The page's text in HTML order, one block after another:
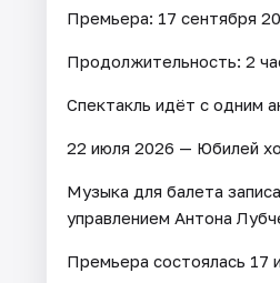
Премьера: 17 сентября
Продолжительность: 2
Спектакль идёт с одним
22 июля 2026 — Юбилей
Музыка для балета
управлением Антона
Премьера состоялась 17